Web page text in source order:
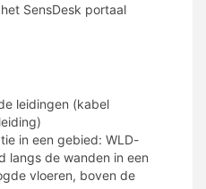
SensDesk portaal
leidingen (kabel
in een gebied: WLD-
langs de wanden in een
vloeren, boven de